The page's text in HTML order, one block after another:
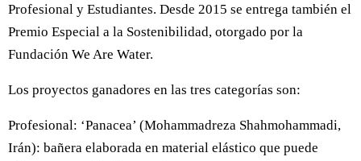
Profesional y Estudiantes. Desde 2015 se entrega también el
Premio Especial a la Sostenibilidad, otorgado por la
Fundación We Are Water.
Los proyectos ganadores en las tres categorías son:
Profesional: ‘Panacea’ (Mohammadreza Shahmohammadi,
Irán): bañera elaborada en material elástico que puede